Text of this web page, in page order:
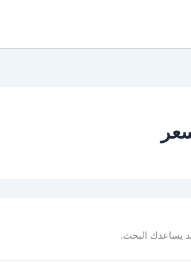
يساعدك البحث.